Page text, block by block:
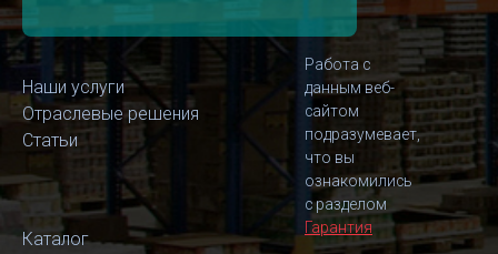
Наши услуги
Отраслевые решения
Статьи
Каталог
Работа с
данным веб-
сайтом
подразумевает,
что вы
ознакомились
с разделом
Гарантия